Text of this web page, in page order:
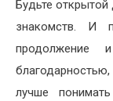
Будьте
знакомств. И
продолжение
лучше